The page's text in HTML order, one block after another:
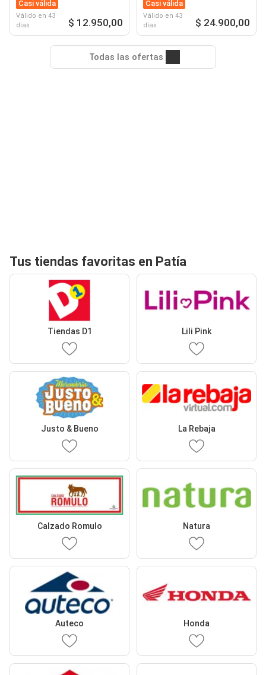
Casi válida
Válido en 43
días
$ 12.950,00
Casi válida
Válido en 43
días
$ 24.900,00
Todas las ofertas
Tus tiendas favoritas en Patía
Tiendas D1 Lili Pink
Justo & Bueno La Rebaja
Calzado Romulo Natura
Auteco Honda